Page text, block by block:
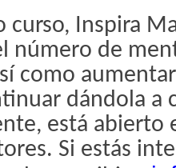
curso, Inspira
número de
como
dándola a
está abierto
Si estás